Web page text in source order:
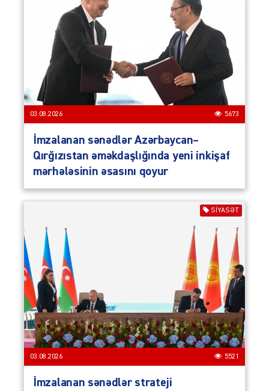
03.08.2026 5673
İmzalanan sənədlər Azərbaycan–
Qırğızıstan əməkdaşlığında yeni inkişaf
mərhələsinin əsasını qoyur
SIYASƏT
03.08.2026 5521
İmzalanan sənədlər strateji